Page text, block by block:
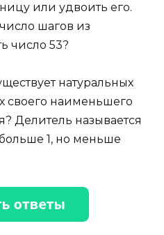
или удвоить его.
шагов из
число 53?
натуральных
своего наименьшего
Делитель называется
1, но меньше